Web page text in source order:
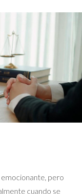
emocionante, pero
cuando se